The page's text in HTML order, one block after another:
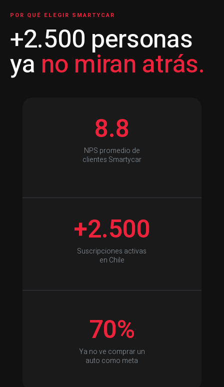
POR QUÉ ELEGIR SMARTYCAR
+2.500 personas
ya no miran atrás.
8.8
NPS promedio de
clientes Smartycar
+2.500
Suscripciones activas
en Chile
70%
Ya no ve comprar un
auto como meta